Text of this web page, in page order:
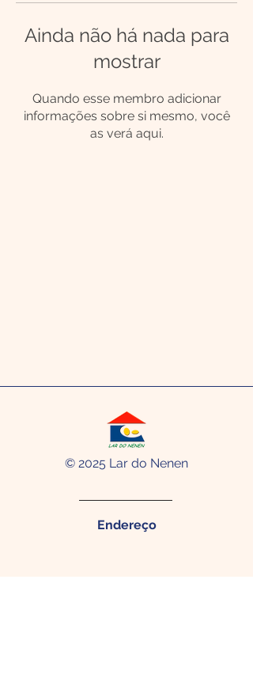
Ainda não há nada para
mostrar
Quando esse membro adicionar
informações sobre si mesmo, você
as verá aqui.
© 2025 Lar do Nenen
Endereço